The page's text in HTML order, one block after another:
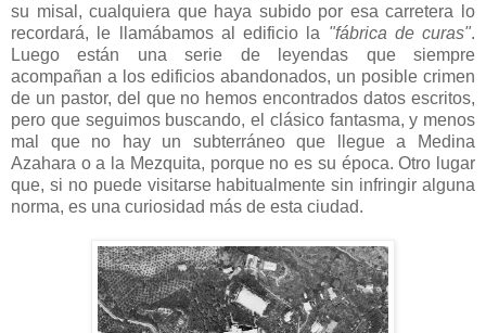
su misal, cualquiera que haya subido por esa carretera lo
recordará, le llamábamos al edificio la "fábrica de curas".
Luego están una serie de leyendas que siempre
acompañan a los edificios abandonados, un posible crimen
de un pastor, del que no hemos encontrados datos escritos,
pero que seguimos buscando, el clásico fantasma, y menos
mal que no hay un subterráneo que llegue a Medina
Azahara o a la Mezquita, porque no es su época. Otro lugar
que, si no puede visitarse habitualmente sin infringir alguna
norma, es una curiosidad más de esta ciudad.